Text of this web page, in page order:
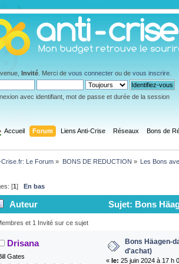
Invité . Merci de vous connecter ou de vous inscrire
avec identifiant, mot de passe et durée de la session
Accueil Forum Liens Anti-Crise Réseaux Bons de
Crise.fr: Le Forum » BONS DE REDUCTION » Les Bons
[1]En bas
Auteur Sujet: Bons
et 1 Invité sur ce sujet
Drisana
Gates
Bons Häagen-
d'achat)
« le: 25 juin 2024 à 17 h